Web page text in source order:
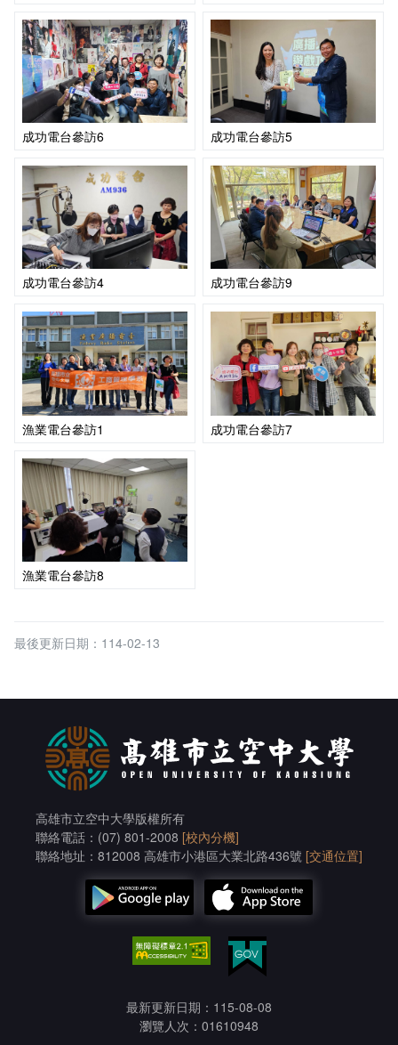
成功電台參訪6 成功電台參訪5
成功電台參訪4 成功電台參訪9
漁業電台參訪1 成功電台參訪7
漁業電台參訪8
最後更新日期：114-02-13
高雄市立空中大學版權所有
聯絡電話：(07) 801-2008 [校內分機]
聯絡地址：812008 高雄市小港區大業北路436號 [交通位置]
最新更新日期：115-08-08
瀏覽人次：01610948